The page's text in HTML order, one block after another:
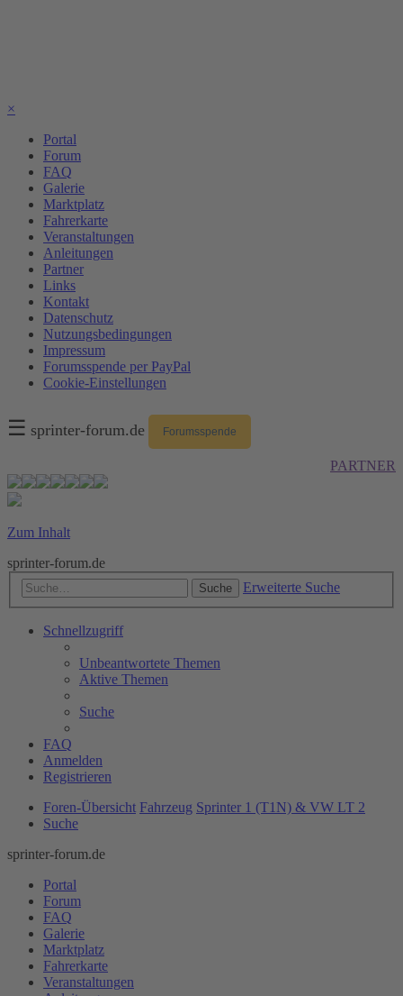
×
Portal
Forum
FAQ
Galerie
Marktplatz
Fahrerkarte
Veranstaltungen
Anleitungen
Partner
Links
Kontakt
Datenschutz
Nutzungsbedingungen
Impressum
Forumsspende per PayPal
Cookie-Einstellungen
☰ sprinter-forum.de Forumsspende
PARTNER
Zum Inhalt
sprinter-forum.de
Suche Erweiterte Suche
Schnellzugriff
Unbeantwortete Themen
Aktive Themen
Suche
FAQ
Anmelden
Registrieren
Foren-Übersicht Fahrzeug Sprinter 1 (T1N) & VW LT 2
Suche
sprinter-forum.de
Portal
Forum
FAQ
Galerie
Marktplatz
Fahrerkarte
Veranstaltungen